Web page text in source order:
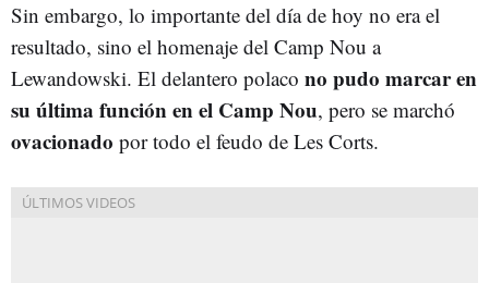
Sin embargo, lo importante del día de hoy no era el
resultado, sino el homenaje del Camp Nou a
Lewandowski. El delantero polaco no pudo marcar en
su última función en el Camp Nou, pero se marchó
ovacionado por todo el feudo de Les Corts.